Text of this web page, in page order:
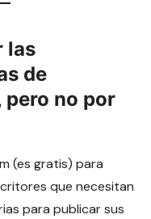
las
de
no por
(es gratis) para
que necesitan
para publicar sus